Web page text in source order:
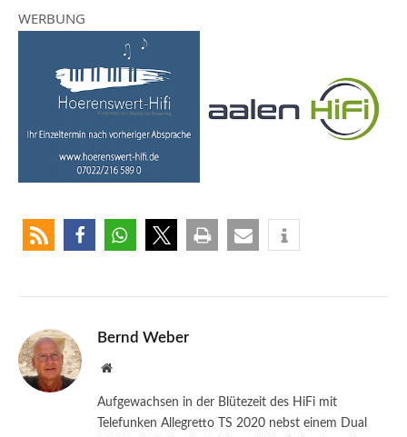
WERBUNG
Bernd Weber
Website
Aufgewachsen in der Blütezeit des HiFi mit
Telefunken Allegretto TS 2020 nebst einem Dual